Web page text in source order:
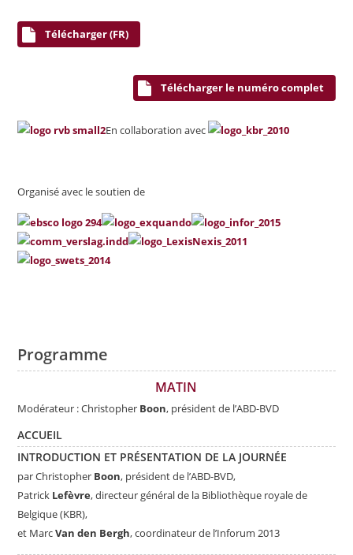
Télécharger (FR)
Télécharger le numéro complet
En collaboration avec
Organisé avec le soutien de
Programme
MATIN
Modérateur :Christopher Boon, président de l’ABD-BVD
ACCUEIL
INTRODUCTION ET PRÉSENTATION DE LA JOURNÉE
par Christopher Boon, président de l’ABD-BVD,
Patrick Lefèvre, directeur général de la Bibliothèque royale de
Belgique (KBR),
et MarcVan den Bergh, coordinateur de l’Inforum 2013